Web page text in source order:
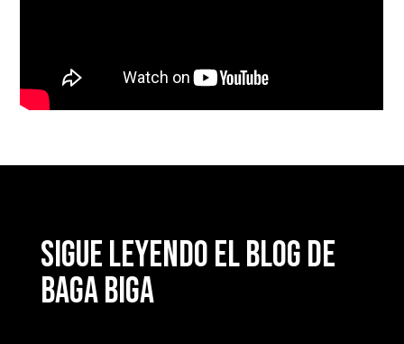
Sigue leyendo el blog de
Baga Biga